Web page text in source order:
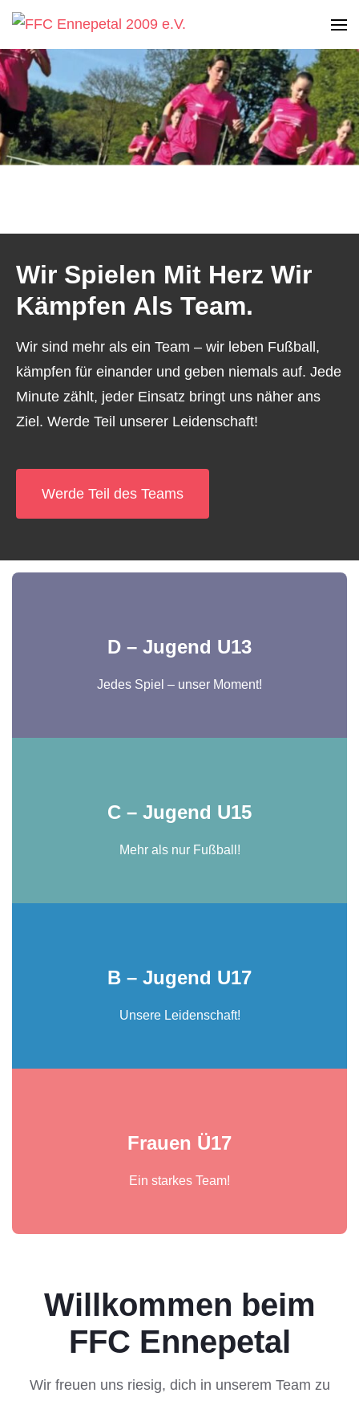
Zum
springen
(Enter
drücken)
FFC Ennepetal 2009 e.V.
Wir Spielen Mit Herz Wir
Kämpfen Als Team.
Wir sind mehr als ein Team – wir leben Fußball,
kämpfen für einander und geben niemals auf. Jede
Minute zählt, jeder Einsatz bringt uns näher ans
Ziel. Werde Teil unserer Leidenschaft!
Werde Teil des Teams
D – Jugend U13
Jedes Spiel – unser Moment!
C – Jugend U15
Mehr als nur Fußball!
B – Jugend U17
Unsere Leidenschaft!
Frauen Ü17
Ein starkes Team!
Willkommen beim
FFC Ennepetal
Wir freuen uns riesig, dich in unserem Team zu